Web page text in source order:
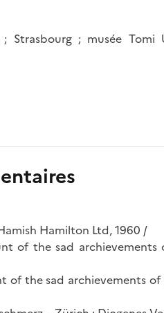
; musée Tomi
Hamilton Ltd, 1960 /
of the sad
of the sad archievements